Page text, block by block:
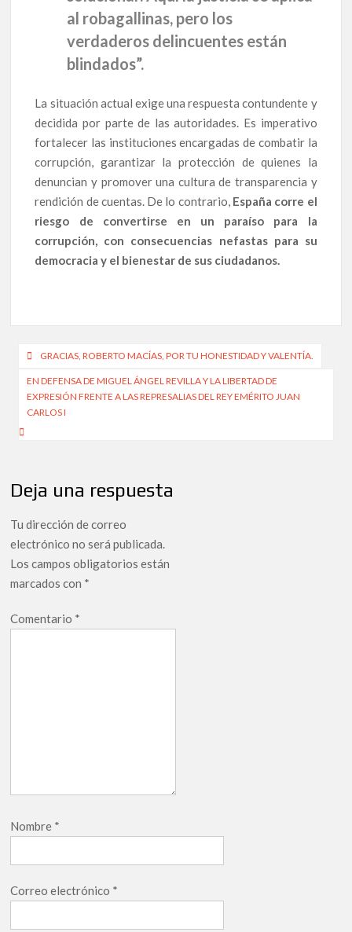
al robagallinas, pero los
verdaderos delincuentes están
blindados”.
La situación actual exige una respuesta contundente y
decidida por parte de las autoridades. Es imperativo
fortalecer las instituciones encargadas de combatir la
corrupción, garantizar la protección de quienes la
denuncian y promover una cultura de transparencia y
rendición de cuentas. De lo contrario, España corre el
riesgo de convertirse en un paraíso para la
corrupción, con consecuencias nefastas para su
democracia y el bienestar de sus ciudadanos.
Navegación
de
entradas
GRACIAS, ROBERTO MACÍAS, POR TU HONESTIDAD Y VALENTÍA.
EN DEFENSA DE MIGUEL ÁNGEL REVILLA Y LA LIBERTAD DE
EXPRESIÓN FRENTE A LAS REPRESALIAS DEL REY EMÉRITO JUAN
CARLOS I
Deja una respuesta
Tu dirección de correo
electrónico no será publicada.
Los campos obligatorios están
marcados con *
Comentario *
Nombre *
Correo electrónico *